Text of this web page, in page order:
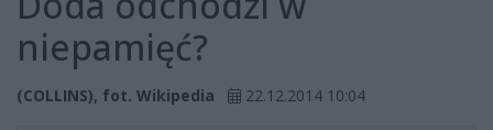
niepamięć?
(COLLINS), fot. Wikipedia 22.12.2014 10:04